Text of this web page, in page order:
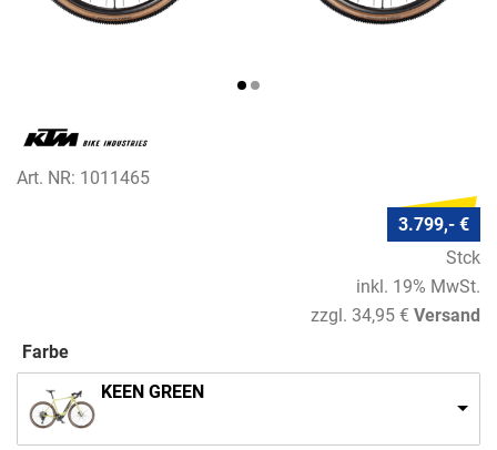
Art. NR: 1011465
3.799,- €
Stck
inkl. 19% MwSt.
zzgl. 34,95 € Versand
Farbe
KEEN GREEN